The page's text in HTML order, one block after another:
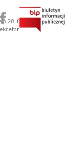
28, 87-800